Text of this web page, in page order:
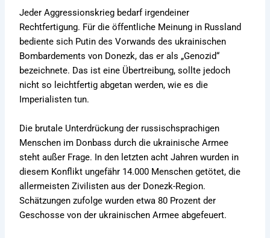
Jeder Aggressionskrieg bedarf irgendeiner
Rechtfertigung. Für die öffentliche Meinung in Russland
bediente sich Putin des Vorwands des ukrainischen
Bombardements von Donezk, das er als „Genozid“
bezeichnete. Das ist eine Übertreibung, sollte jedoch
nicht so leichtfertig abgetan werden, wie es die
Imperialisten tun.
Die brutale Unterdrückung der russischsprachigen
Menschen im Donbass durch die ukrainische Armee
steht außer Frage. In den letzten acht Jahren wurden in
diesem Konflikt ungefähr 14.000 Menschen getötet, die
allermeisten Zivilisten aus der Donezk-Region.
Schätzungen zufolge wurden etwa 80 Prozent der
Geschosse von der ukrainischen Armee abgefeuert.